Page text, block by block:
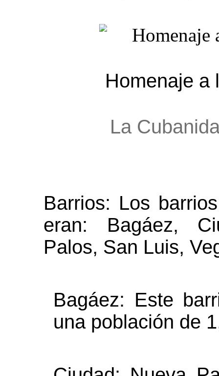
Homenaje a
La
Barrios: Los
eran: Bagáez,
Palos, San Luis,
Bagáez: Este
una población de